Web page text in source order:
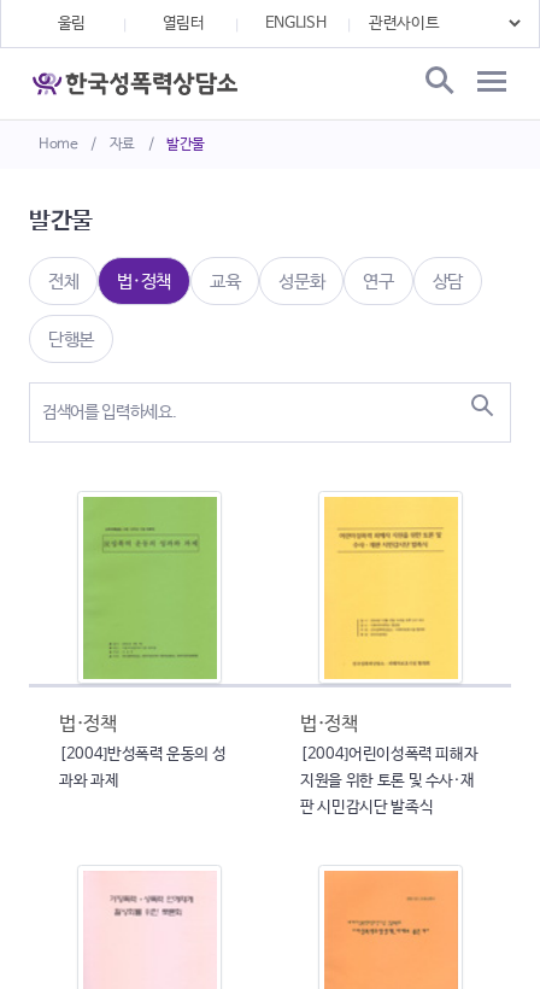
Home / 자료 / 발간물
울림 열림터 ENGLISH
발간물
전체 법·정책 교육 성문화 연구 상담
단행본
법·정책
[2004]반성폭력 운동의 성
과와 과제
법·정책
[2004]어린이성폭력 피해자
지원을 위한 토론 및 수사·재
판 시민감시단 발족식